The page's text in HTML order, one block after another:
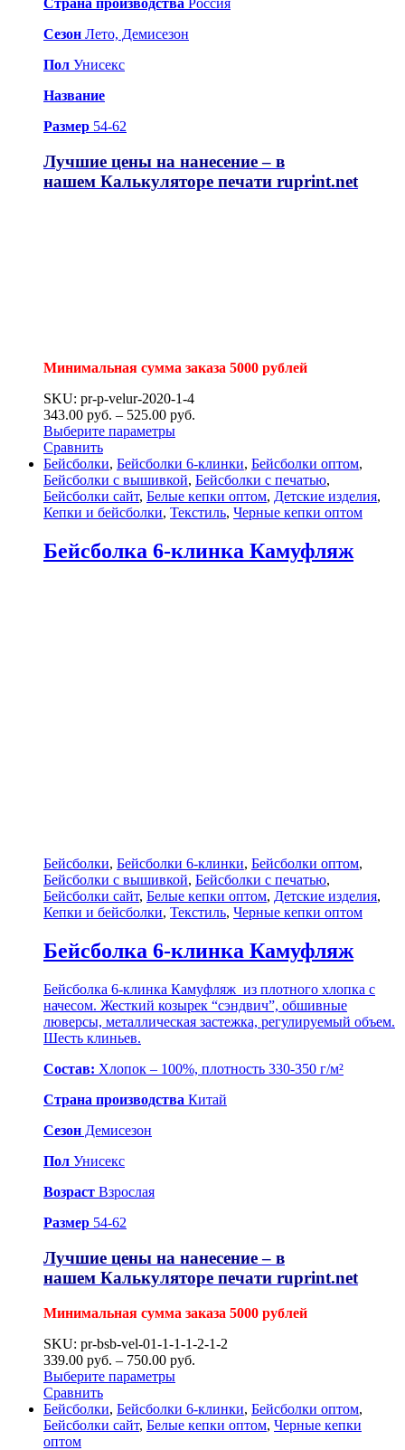
Страна производства Россия
Сезон Лето, Демисезон
Пол Унисекс
Название
Размер 54-62
Лучшие цены на нанесение – в
нашем Калькуляторе печати ruprint.net
Минимальная сумма заказа 5000 рублей
SKU: pr-p-velur-2020-1-4
343.00 руб. – 525.00 руб.
Выберите параметры
Сравнить
Бейсболки, Бейсболки 6-клинки, Бейсболки оптом,
Бейсболки с вышивкой, Бейсболки с печатью,
Бейсболки сайт, Белые кепки оптом, Детские изделия,
Кепки и бейсболки, Текстиль, Черные кепки оптом
Бейсболка 6-клинка Камуфляж
Бейсболки, Бейсболки 6-клинки, Бейсболки оптом,
Бейсболки с вышивкой, Бейсболки с печатью,
Бейсболки сайт, Белые кепки оптом, Детские изделия,
Кепки и бейсболки, Текстиль, Черные кепки оптом
Бейсболка 6-клинка Камуфляж
Бейсболка 6-клинка Камуфляж из плотного хлопка с
начесом. Жесткий козырек “сэндвич”, обшивные
люверсы, металлическая застежка, регулируемый объем.
Шесть клиньев.
Состав: Хлопок – 100%, плотность 330-350 г/м²
Страна производства Китай
Сезон Демисезон
Пол Унисекс
Возраст Взрослая
Размер 54-62
Лучшие цены на нанесение – в
нашем Калькуляторе печати ruprint.net
Минимальная сумма заказа 5000 рублей
SKU: pr-bsb-vel-01-1-1-1-2-1-2
339.00 руб. – 750.00 руб.
Выберите параметры
Сравнить
Бейсболки, Бейсболки 6-клинки, Бейсболки оптом,
Бейсболки сайт, Белые кепки оптом, Черные кепки
оптом